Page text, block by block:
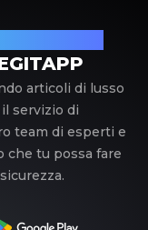
articoli di lusso
servizio di
team di esperti e
che tu possa fare